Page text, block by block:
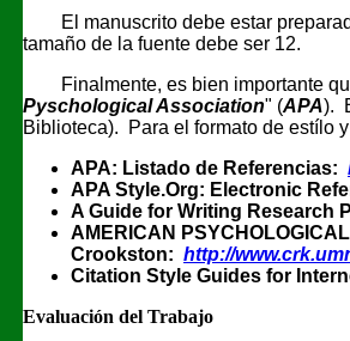
El manuscrito debe estar
tamaño de la fuente debe ser 12.
Finalmente, es bien importante
Pyschological Association" (APA).
Biblioteca). Para el formato de estílo
APA: Listado de Referencias:
APA Style.Org: Electronic
A Guide for Writing Research
AMERICAN
Crookston: http://
Citation Style Guides for
Evaluación del Trabajo